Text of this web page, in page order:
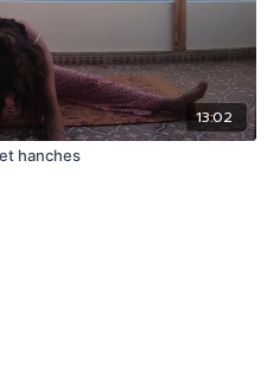
13:02
hanches